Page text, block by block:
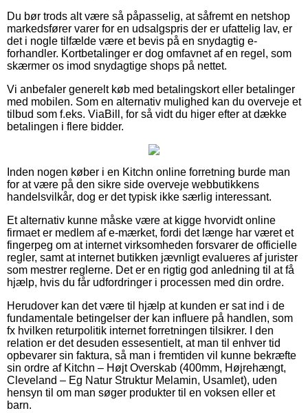
Du bør trods alt være så påpasselig, at såfremt en netshop
markedsfører varer for en udsalgspris der er ufattelig lav, er
det i nogle tilfælde være et bevis på en snydagtig e-
forhandler. Kortbetalinger er dog omfavnet af en regel, som
skærmer os imod snydagtige shops på nettet.
Vi anbefaler generelt køb med betalingskort eller betalinger
med mobilen. Som en alternativ mulighed kan du overveje et
tilbud som f.eks. ViaBill, for så vidt du higer efter at dække
betalingen i flere bidder.
Inden nogen køber i en Kitchn online forretning burde man
for at være på den sikre side overveje webbutikkens
handelsvilkår, dog er det typisk ikke særlig interessant.
Et alternativ kunne måske være at kigge hvorvidt online
firmaet er medlem af e-mærket, fordi det længe har været et
fingerpeg om at internet virksomheden forsvarer de officielle
regler, samt at internet butikken jævnligt evalueres af jurister
som mestrer reglerne. Det er en rigtig god anledning til at få
hjælp, hvis du får udfordringer i processen med din ordre.
Herudover kan det være til hjælp at kunden er sat ind i de
fundamentale betingelser der kan influere på handlen, som
fx hvilken returpolitik internet forretningen tilsikrer. I den
relation er det desuden essesentielt, at man til enhver tid
opbevarer sin faktura, så man i fremtiden vil kunne bekræfte
sin ordre af Kitchn – Højt Overskab (400mm, Højrehængt,
Cleveland – Eg Natur Struktur Melamin, Usamlet), uden
hensyn til om man søger produkter til en voksen eller et
barn.